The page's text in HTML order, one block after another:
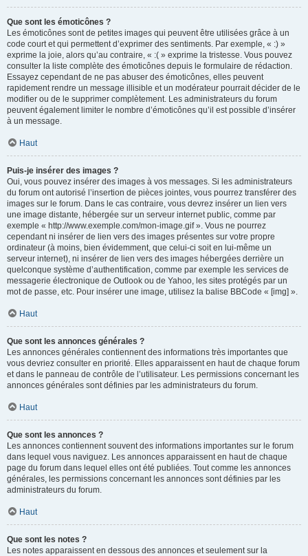
Que sont les émoticônes ?
Les émoticônes sont de petites images qui peuvent être utilisées grâce à un
code court et qui permettent d’exprimer des sentiments. Par exemple, « :) »
exprime la joie, alors qu’au contraire, « :( » exprime la tristesse. Vous pouvez
consulter la liste complète des émoticônes depuis le formulaire de rédaction.
Essayez cependant de ne pas abuser des émoticônes, elles peuvent
rapidement rendre un message illisible et un modérateur pourrait décider de le
modifier ou de le supprimer complètement. Les administrateurs du forum
peuvent également limiter le nombre d’émoticônes qu’il est possible d’insérer
à un message.
Haut
Puis-je insérer des images ?
Oui, vous pouvez insérer des images à vos messages. Si les administrateurs
du forum ont autorisé l’insertion de pièces jointes, vous pourrez transférer des
images sur le forum. Dans le cas contraire, vous devrez insérer un lien vers
une image distante, hébergée sur un serveur internet public, comme par
exemple « http://www.exemple.com/mon-image.gif ». Vous ne pourrez
cependant ni insérer de lien vers des images présentes sur votre propre
ordinateur (à moins, bien évidemment, que celui-ci soit en lui-même un
serveur internet), ni insérer de lien vers des images hébergées derrière un
quelconque système d’authentification, comme par exemple les services de
messagerie électronique de Outlook ou de Yahoo, les sites protégés par un
mot de passe, etc. Pour insérer une image, utilisez la balise BBCode « [img] ».
Haut
Que sont les annonces générales ?
Les annonces générales contiennent des informations très importantes que
vous devriez consulter en priorité. Elles apparaissent en haut de chaque forum
et dans le panneau de contrôle de l’utilisateur. Les permissions concernant les
annonces générales sont définies par les administrateurs du forum.
Haut
Que sont les annonces ?
Les annonces contiennent souvent des informations importantes sur le forum
dans lequel vous naviguez. Les annonces apparaissent en haut de chaque
page du forum dans lequel elles ont été publiées. Tout comme les annonces
générales, les permissions concernant les annonces sont définies par les
administrateurs du forum.
Haut
Que sont les notes ?
Les notes apparaissent en dessous des annonces et seulement sur la